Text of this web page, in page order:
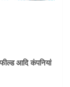
आदि कंपनियां